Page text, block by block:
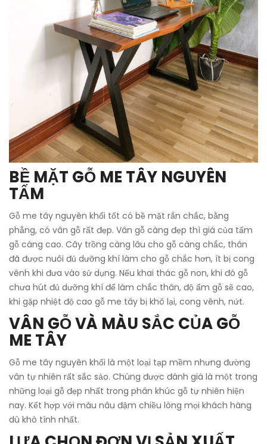
BỀ MẶT GỖ ME TÂY NGUYÊN
TẤM
Gỗ me tây nguyên khối tốt có bề mặt rắn chắc, bằng
phẳng, có vân gỗ rất đẹp. Vân gỗ càng đẹp thì giá của tấm
gỗ càng cao. Cây trồng càng lâu cho gỗ càng chắc, thân
đã được nuôi đủ dưỡng khí làm cho gỗ chắc hơn, ít bị cong
vênh khi đưa vào sử dụng. Nếu khai thác gỗ non, khi đó gỗ
chưa hút đủ dưỡng khí để làm chắc thân, độ ẩm gỗ sẽ cao,
khi gặp nhiệt độ cao gỗ me tây bị khô lại, cong vênh, nứt.
VÂN GỖ VÀ MÀU SẮC CỦA GỖ
ME TÂY
Gỗ me tây nguyên khối là một loại tạp mềm nhưng đường
vân tự nhiên rất sắc sảo. Chúng được đánh giá là một trong
những loại gỗ đẹp nhất trong phân khúc gỗ tự nhiên hiện
nay. Kết hợp với màu nâu đậm chiều lòng mọi khách hàng
dù khó tính nhất.